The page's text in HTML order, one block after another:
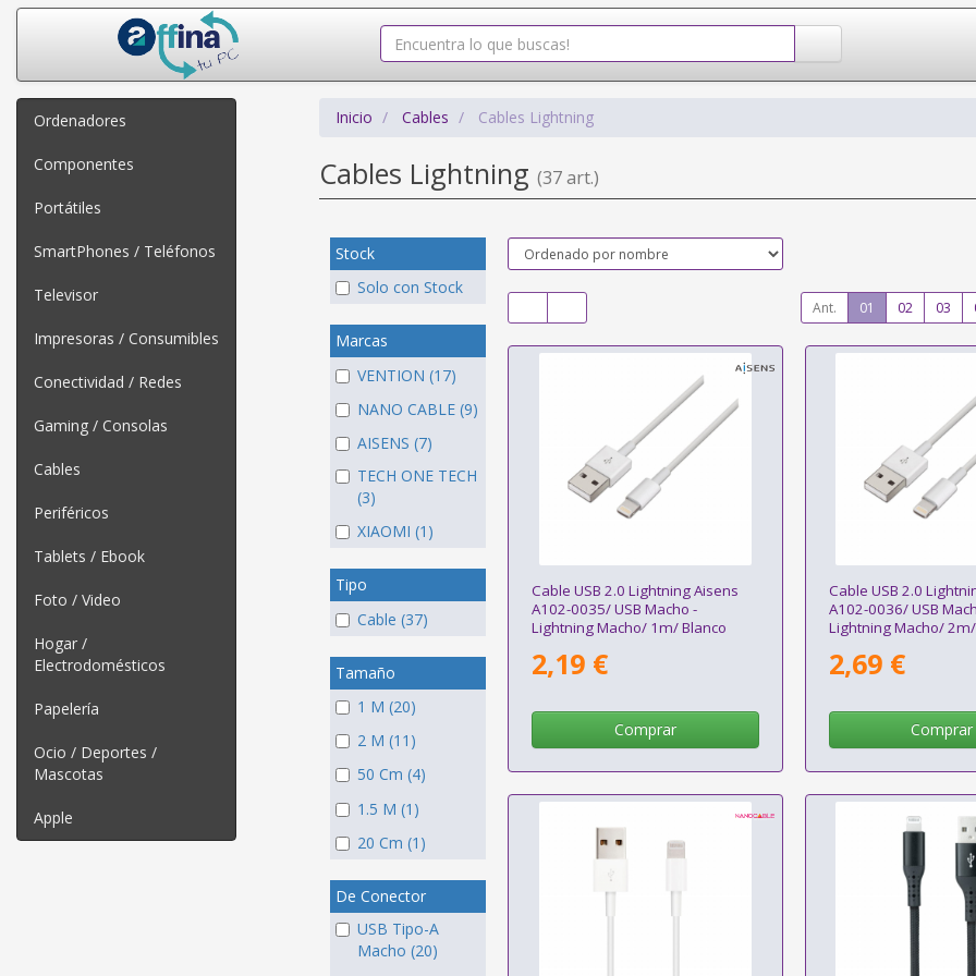
Ordenadores
Componentes
Portátiles
SmartPhones / Teléfonos
Televisor
Impresoras / Consumibles
Conectividad / Redes
Gaming / Consolas
Cables
Periféricos
Tablets / Ebook
Foto / Video
Hogar /
Electrodomésticos
Papelería
Ocio / Deportes /
Mascotas
Apple
Inicio Cables Cables Lightning
Cables Lightning (37 art.)
Stock
Solo con Stock
Marcas
VENTION (17)
NANO CABLE (9)
AISENS (7)
TECH ONE TECH
(3)
XIAOMI (1)
Tipo
Cable (37)
Tamaño
1 M (20)
2 M (11)
50 Cm (4)
1.5 M (1)
20 Cm (1)
De Conector
USB Tipo-A
Macho (20)
Ant. 01 02 03
Cable USB 2.0 Lightning Aisens
A102-0035/ USB Macho -
Lightning Macho/ 1m/ Blanco
2,19 €
Comprar
Cable USB 2.0
A102-0036/ USB
Lightning Macho/
2,69 €
Comprar